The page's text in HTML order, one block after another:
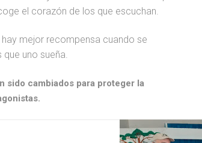
el corazón de los que escuchan.
mejor recompensa cuando se
uno sueña.
sido cambiados para proteger la